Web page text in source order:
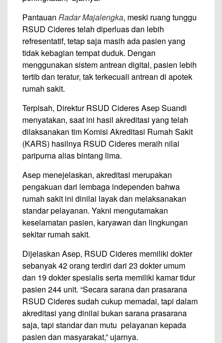
Pantauan Radar Majalengka, meski ruang tunggu
RSUD Cideres telah diperluas dan lebih
refresentatif, tetap saja masih ada pasien yang
tidak kebagian tempat duduk. Dengan
menggunakan sistem antrean digital, pasien lebih
tertib dan teratur, tak terkecuali antrean di apotek
rumah sakit.
Terpisah, Direktur RSUD Cideres Asep Suandi
menyatakan, saat ini hasil akreditasi yang telah
dilaksanakan tim Komisi Akreditasi Rumah Sakit
(KARS) hasilnya RSUD Cideres meraih nilai
paripurna alias bintang lima.
Asep menejelaskan, akreditasi merupakan
pengakuan dari lembaga independen bahwa
rumah sakit ini dinilai layak dan melaksanakan
standar pelayanan. Yakni mengutamakan
keselamatan pasien, karyawan dan lingkungan
sekitar rumah sakit.
Dijelaskan Asep, RSUD Cideres memiliki dokter
sebanyak 42 orang terdiri dari 23 dokter umum
dan 19 dokter spesialis serta memiliki kamar tidur
pasien 244 unit. “Secara sarana dan prasarana
RSUD Cideres sudah cukup memadai, tapi dalam
akreditasi yang dinilai bukan sarana prasarana
saja, tapi standar dan mutu pelayanan kepada
pasien dan masyarakat,” ujarnya.